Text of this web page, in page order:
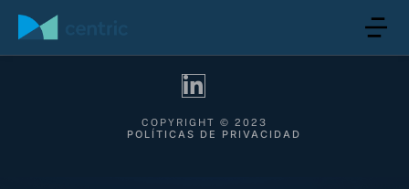
COPYRIGHT © 2023
POLÍTICAS DE PRIVACIDAD